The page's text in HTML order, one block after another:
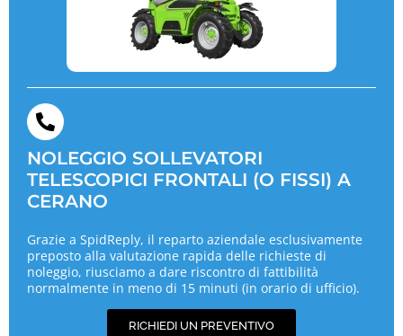
NOLEGGIO SOLLEVATORI
TELESCOPICI FRONTALI (O FISSI) A
CERANO
Grazie a SpidReply, il reparto aziendale esclusivamente
preposto alla valutazione rapida delle richieste di
noleggio, riusciamo a dare riscontro di fattibilità
normalmente in meno di 15 minuti (in orario di ufficio).
RICHIEDI UN PREVENTIVO